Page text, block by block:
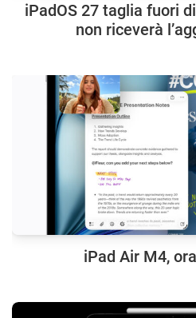
iPadOS 27 taglia fuori
non riceverà
iPad Air M4,